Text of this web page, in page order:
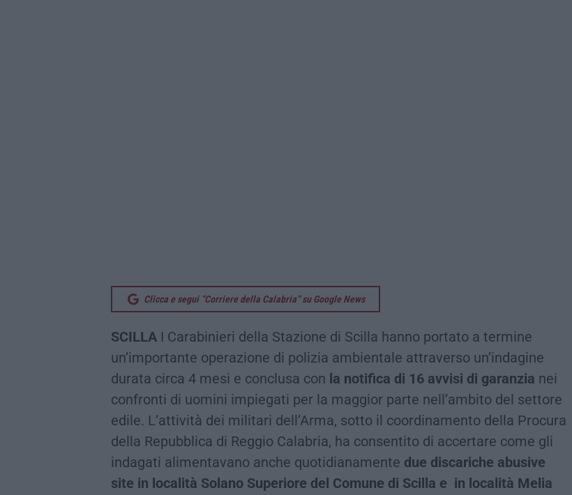
Clicca e segui “Corriere della Calabria” su Google News
SCILLA I Carabinieri della Stazione di Scilla hanno portato a termine
un’importante operazione di polizia ambientale attraverso un’indagine
durata circa 4 mesi e conclusa con la notifica di 16 avvisi di garanzia nei
confronti di uomini impiegati per la maggior parte nell’ambito del settore
edile. L’attività dei militari dell’Arma, sotto il coordinamento della Procura
della Repubblica di Reggio Calabria, ha consentito di accertare come gli
indagati alimentavano anche quotidianamente due discariche abusive
site in località Solano Superiore del Comune di Scilla e in località Melia